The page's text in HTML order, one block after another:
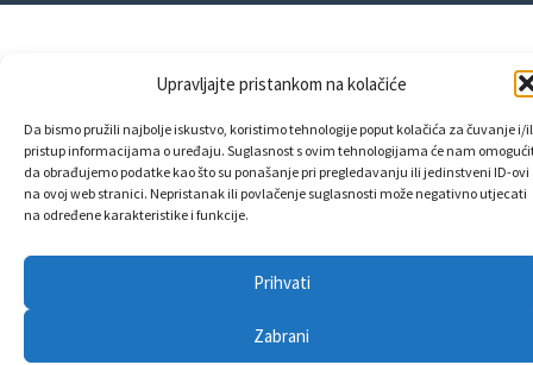
Upravljajte pristankom na kolačiće
Da bismo pružili najbolje iskustvo, koristimo tehnologije poput kolačića za čuvanje i/
pristup informacijama o uređaju. Suglasnost s ovim tehnologijama će nam
da obrađujemo podatke kao što su ponašanje pri pregledavanju ili jedinstveni ID-ovi
na ovoj web stranici. Nepristanak ili povlačenje suglasnosti može negativno utjecati
na određene karakteristike i funkcije.
Prihvati
Zabrani